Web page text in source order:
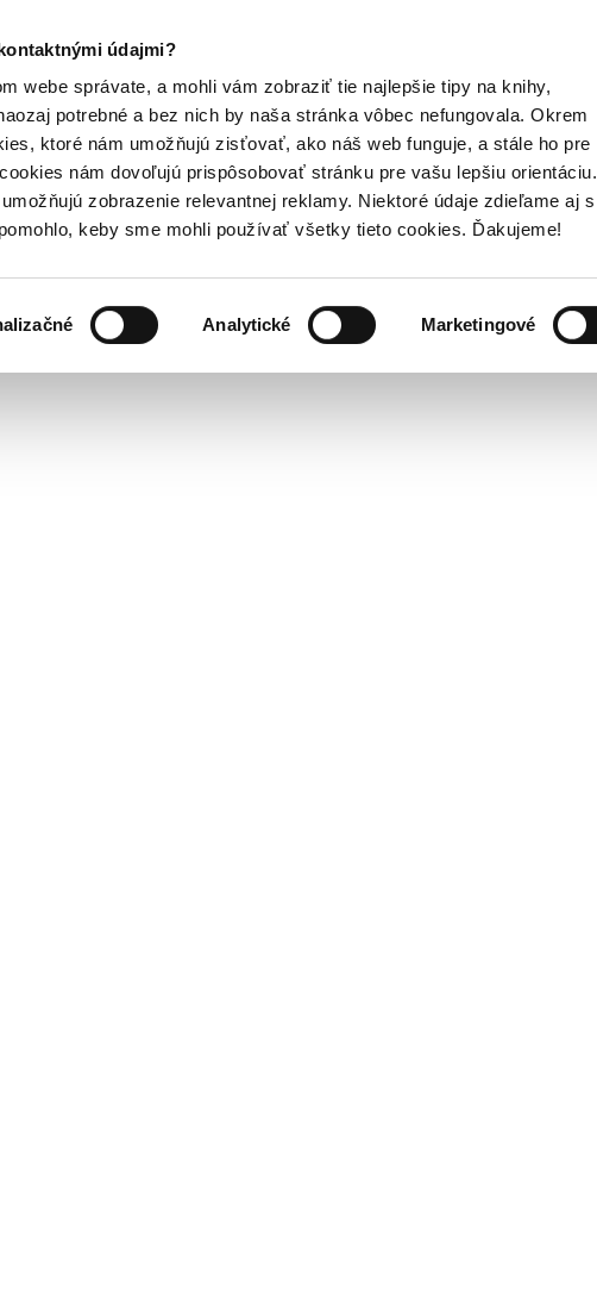
údajmi?
webe správate, a mohli vám zobraziť tie najlepšie tipy na knihy,
potrebné a bez nich by naša stránka vôbec nefungovala. Okrem
ktoré nám umožňujú zisťovať, ako náš web funguje, a stále ho pre
nám dovoľujú prispôsobovať stránku pre vašu lepšiu orientáciu.
zobrazenie relevantnej reklamy. Niektoré údaje zdieľame aj s
keby sme mohli používať všetky tieto cookies. Ďakujeme!
Analytické Marketingové